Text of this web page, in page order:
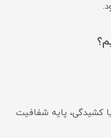
کشیدگی، پایه شفافیت